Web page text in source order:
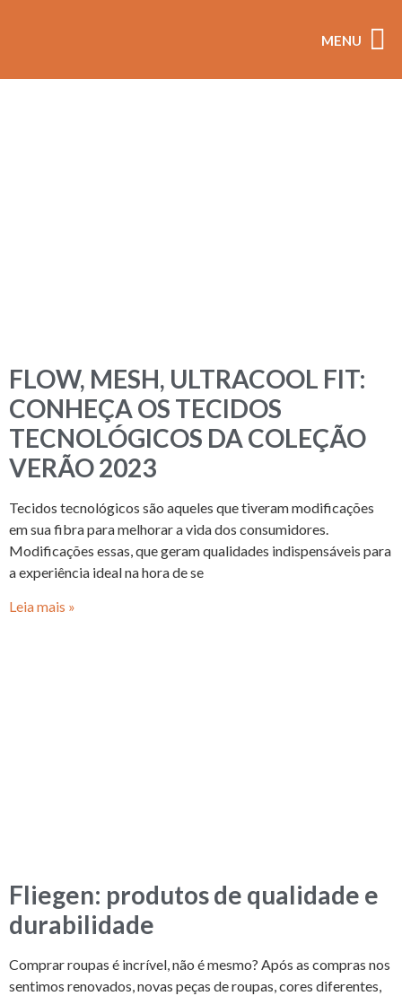
MENU
FLOW, MESH, ULTRACOOL FIT:
CONHEÇA OS TECIDOS
TECNOLÓGICOS DA COLEÇÃO
VERÃO 2023
Tecidos tecnológicos são aqueles que tiveram modificações
em sua fibra para melhorar a vida dos consumidores.
Modificações essas, que geram qualidades indispensáveis para
a experiência ideal na hora de se
Leia mais »
Fliegen: produtos de qualidade e
durabilidade
Comprar roupas é incrível, não é mesmo? Após as compras nos
sentimos renovados, novas peças de roupas, cores diferentes,